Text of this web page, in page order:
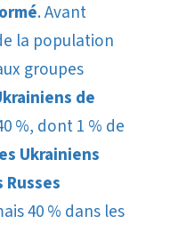
. Avant
la population
groupes
de
%, dont 1 % de
Ukrainiens
Russes
40 % dans les